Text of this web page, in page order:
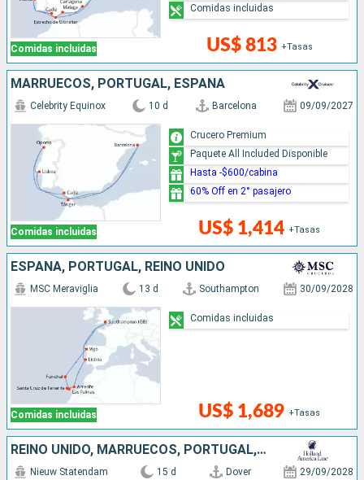
Comidas incluidas US$ 813 +Tasas
Comidas incluidas
MARRUECOS, PORTUGAL, ESPAÑA
Comidas incluidas
Celebrity Equinox 10 d Barcelona 09/09/2027
US$ 1,414 +Tasas
Crucero Premium
Paquete All Included Disponible
Hasta -$600/cabina
60% Off en 2° pasajero
ESPAÑA, PORTUGAL, REINO UNIDO
Comidas incluidas
MSC Meraviglia 13 d Southampton 30/09/2028
US$ 1,689 +Tasas
Comidas incluidas
REINO UNIDO, MARRUECOS, PORTUGAL, PAISES BAJOS
Nieuw Statendam 15 d Dover 29/09/2028